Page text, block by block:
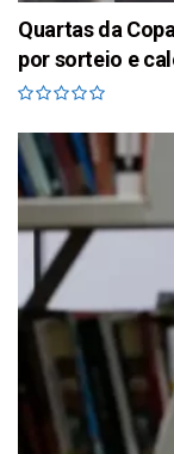
Quartas da
por sorteio e